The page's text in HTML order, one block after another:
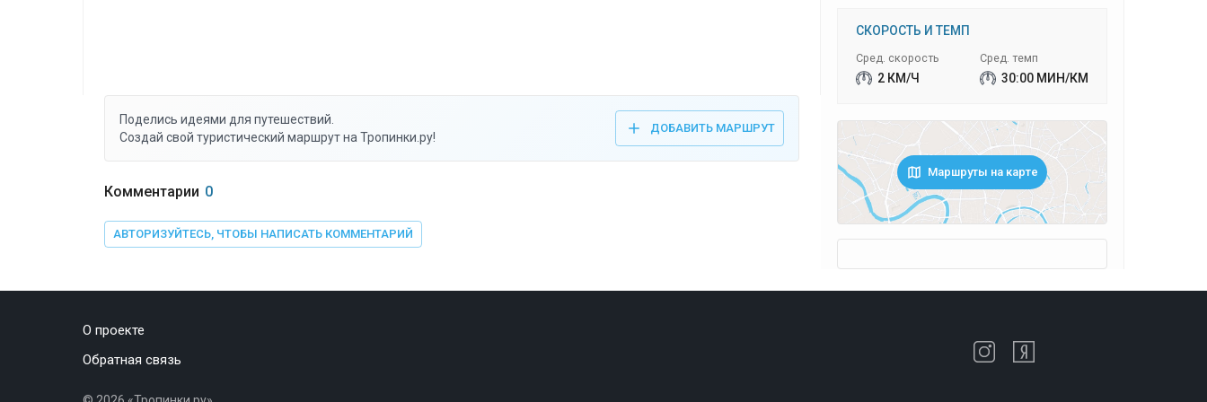
Поделись идеями для путешествий.
Создай свой туристический маршрут на Тропинки.ру!
ДОБАВИТЬ МАРШРУТ
Комментарии 0
АВТОРИЗУЙТЕСЬ, ЧТОБЫ НАПИСАТЬ КОММЕНТАРИЙ
СКОРОСТЬ И ТЕМП
Сред. скорость
2 КМ/Ч
Сред. темп
30:00 МИН/КМ
Маршруты на карте
О проекте
Обратная связь